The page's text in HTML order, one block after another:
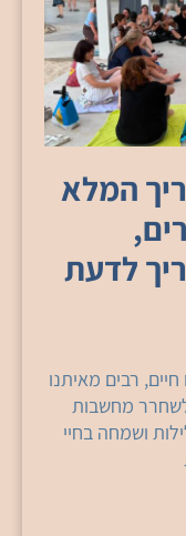
המלא
לדעת
רבים מאיתנו
מחשבות
ושמחה בחיי